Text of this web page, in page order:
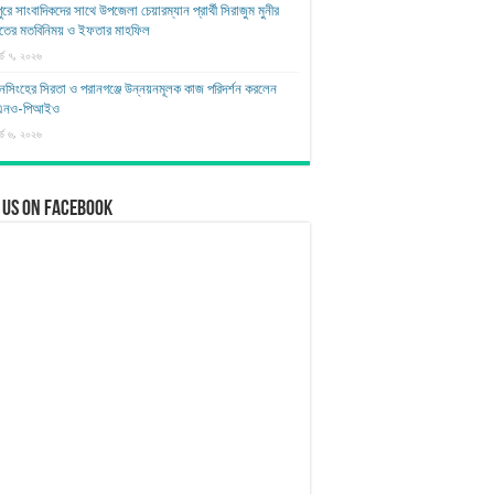
সাংবাদিকদের সাথে উপজেলা চেয়ারম্যান প্রার্থী সিরাজুম মুনীর
মতবিনিময় ও ইফতার মাহফিল
৭, ২০২৬
সিরতা ও পরানগঞ্জে উন্নয়নমূলক কাজ পরিদর্শন করলেন
পিআইও
৬, ২০২৬
us on Facebook